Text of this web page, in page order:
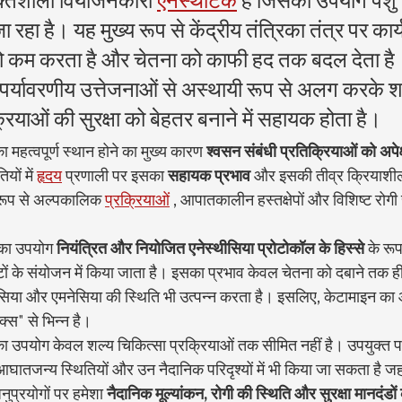
रहा है। यह मुख्य रूप से केंद्रीय तंत्रिका तंत्र पर
कम करता है और चेतना को काफी हद तक बदल देता
उत्तेजनाओं से अस्थायी रूप से अलग करके
की सुरक्षा को बेहतर बनाने में सहायक होता है।
महत्वपूर्ण स्थान होने का मुख्य कारण श्वसन संबंधी प्रतिक्रियाओं को
में हृदय प्रणाली पर इसका सहायक प्रभाव और इसकी तीव्र
रूप से अल्पकालिक प्रक्रियाओं , आपातकालीन हस्तक्षेपों और विशिष्ट
उपयोग नियंत्रित और नियोजित एनेस्थीसिया प्रोटोकॉल के हिस्से के रूप
संयोजन में किया जाता है। इसका प्रभाव केवल चेतना को दबाने तक
और एमनेसिया की स्थिति भी उत्पन्न करता है। इसलिए, केटामाइन
से भिन्न है।
उपयोग केवल शल्य चिकित्सा प्रक्रियाओं तक सीमित नहीं है। उपयुक्त
स्थितियों और उन नैदानिक परिदृश्यों में भी किया जा सकता है
पर हमेशा नैदानिक मूल्यांकन, रोगी की स्थिति और सुरक्षा